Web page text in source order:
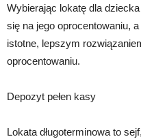
Wybierając lokatę dla
się na jego oprocentowaniu,
istotne, lepszym
oprocentowaniu.
Depozyt pełen kasy
Lokata długoterminowa to